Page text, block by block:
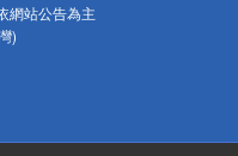
網站公告為主
)